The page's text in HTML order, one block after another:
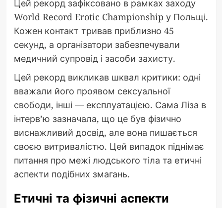
Цей рекорд зафіксовано в рамках заходу
World Record Erotic Championship у Польщі.
Кожен контакт тривав приблизно 45
секунд, а організатори забезпечували
медичний супровід і засоби захисту.
Цей рекорд викликав шквал критики: одні
вважали його проявом сексуальної
свободи, інші — експлуатацією. Сама Ліза в
інтерв’ю зазначала, що це був фізично
виснажливий досвід, але вона пишається
своєю витривалістю. Цей випадок піднімає
питання про межі людського тіла та етичні
аспекти подібних змагань.
Етичні та фізичні аспекти